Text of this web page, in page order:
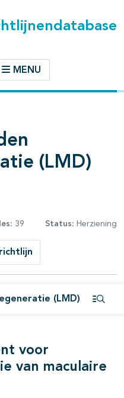
MENU
(LMD)
39 Status: Herziening
(LMD)
voor
van maculaire